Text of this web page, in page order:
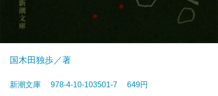
国木田独歩／著
新潮文庫 978-4-10-103501-7 649円